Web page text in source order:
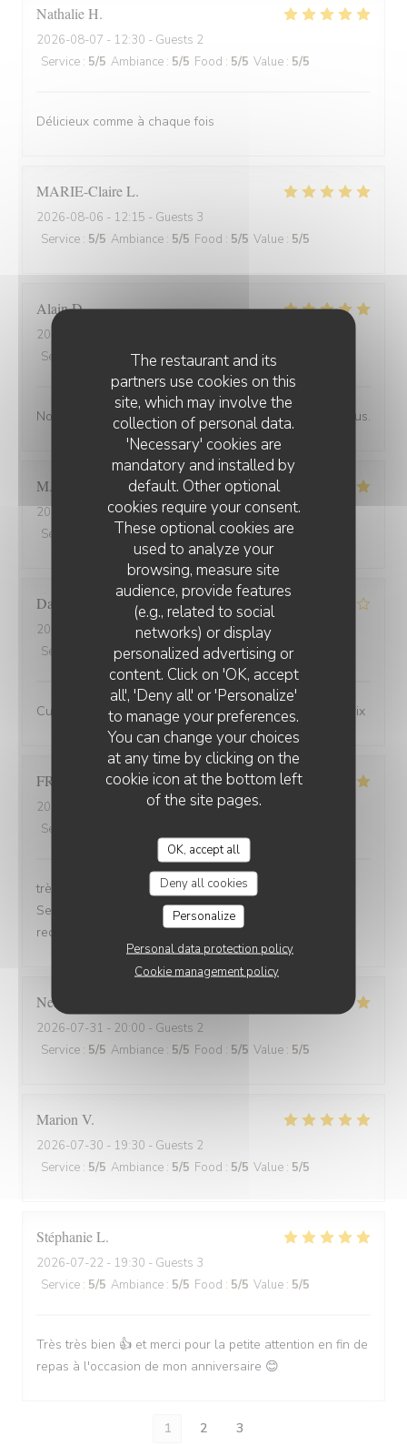
The restaurant and its
partners use cookies on this
site, which may involve the
collection of personal data.
'Necessary' cookies are
mandatory and installed by
default. Other optional
cookies require your consent.
These optional cookies are
used to analyze your
browsing, measure site
audience, provide features
(e.g., related to social
networks) or display
personalized advertising or
content. Click on 'OK, accept
all', 'Deny all' or 'Personalize'
to manage your preferences.
You can change your choices
at any time by clicking on the
cookie icon at the bottom left
of the site pages.
OK, accept all
Deny all cookies
Personalize
Personal data protection policy
Cookie management policy
NathalieH
2026-08-07 - 12:30 - Guests 2
Service : 5/5 Ambiance : 5/5 Food : 5/5 Value : 5/5
Délicieux comme à chaque fois
MARIE-ClaireL
2026-08-06 - 12:15 - Guests 3
Service : 5/5 Ambiance : 5/5 Food : 5/5 Value : 5/5
AlainD
2026-07-30
Service
Ambiance:5/5 Food: 5/5 Value
Nous y venons régulièrement et n'avons jamais été déçus.
M
2026-08-02
- 12:45 - Guests 2
Service
Ambiance: 4/5 Food:5/5 Value :5
David
2026-08-01
- 19:45 - Guests 3
Service
Ambiance: 4/5 Food:4/5 Value: 4
Cuisine de bonne qualité pour un bon rapport qualité/prix
FRANCOISP
2026-07-31
- 19:30 - Guests 2
Service
très bonne soirée et très bon dîner, comme d'habitude.
Serveuse et serveur très professionnels. Nous
recommandons, jamais déçu.
Nelly
2026-07-31 - 20:00 - Guests 2
Service : 5/5 Ambiance : 5/5 Food : 5/5 Value : 5/5
Marion V
2026-07-30 - 19:30 - Guests 2
Service : 5/5 Ambiance : 5/5 Food : 5/5 Value : 5/5
StéphanieL
2026-07-22 - 19:30 - Guests 3
Service : 5/5 Ambiance : 5/5 Food : 5/5 Value : 5/5
Très très bien 👍 et merci pour la petite attention en fin de
repas à l'occasion de mon anniversaire 😊
1 2 3